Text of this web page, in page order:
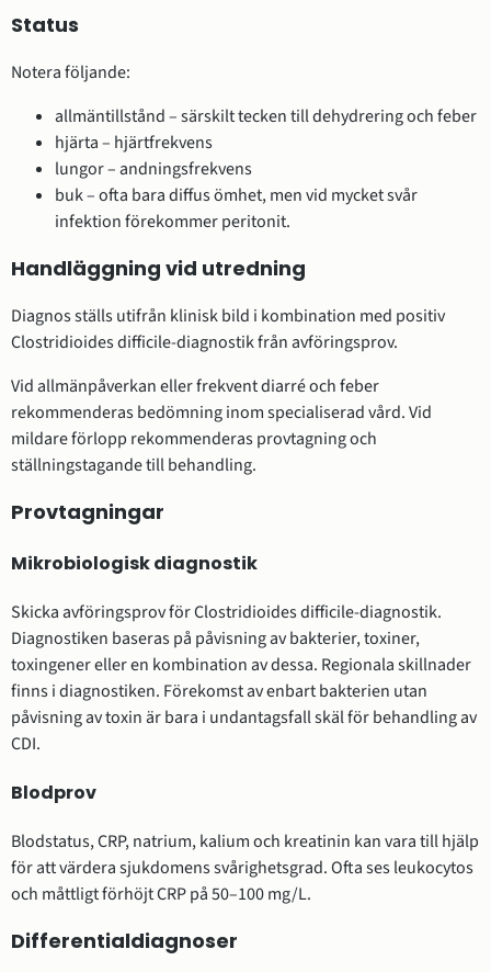
Status
Notera följande:
allmäntillstånd – särskilt tecken till dehydrering och feber
hjärta – hjärtfrekvens
lungor – andningsfrekvens
buk – ofta bara diffus ömhet, men vid mycket svår
infektion förekommer peritonit.
Handläggning vid utredning
Diagnos ställs utifrån klinisk bild i kombination med positiv
Clostridioides difficile-diagnostik från avföringsprov.
Vid allmänpåverkan eller frekvent diarré och feber
rekommenderas bedömning inom specialiserad vård. Vid
mildare förlopp rekommenderas provtagning och
ställningstagande till behandling.
Provtagningar
Mikrobiologisk diagnostik
Skicka avföringsprov för Clostridioides difficile-diagnostik.
Diagnostiken baseras på påvisning av bakterier, toxiner,
toxingener eller en kombination av dessa. Regionala skillnader
finns i diagnostiken. Förekomst av enbart bakterien utan
påvisning av toxin är bara i undantagsfall skäl för behandling av
CDI.
Blodprov
Blodstatus, CRP, natrium, kalium och kreatinin kan vara till hjälp
för att värdera sjukdomens svårighetsgrad. Ofta ses leukocytos
och måttligt förhöjt CRP på 50–100 mg/L.
Differentialdiagnoser